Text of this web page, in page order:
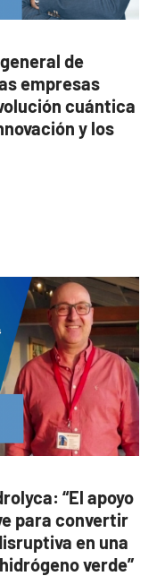
de
empresas
cuántica
y los
“El apoyo
para convertir
en una
verde”